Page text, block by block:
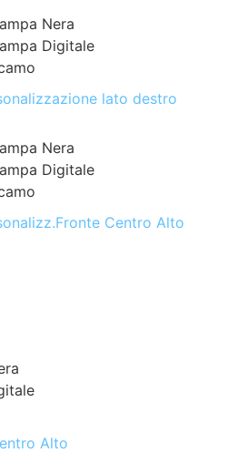
Nera
Digitale
lato destro
Nera
Digitale
Centro Alto
Alto